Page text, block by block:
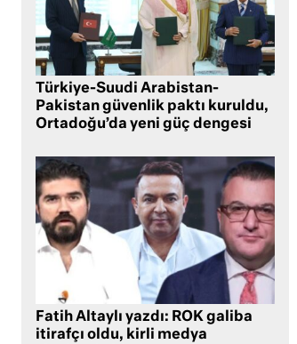
Türkiye-Suudi Arabistan-
Pakistan güvenlik paktı kuruldu,
Ortadoğu’da yeni güç dengesi
Fatih Altaylı yazdı: ROK galiba
itirafçı oldu, kirli medya